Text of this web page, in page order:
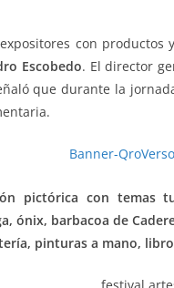
con
Escobedo. El director
que durante la
pictórica con temas
ónix, barbacoa de
pinturas a mano,